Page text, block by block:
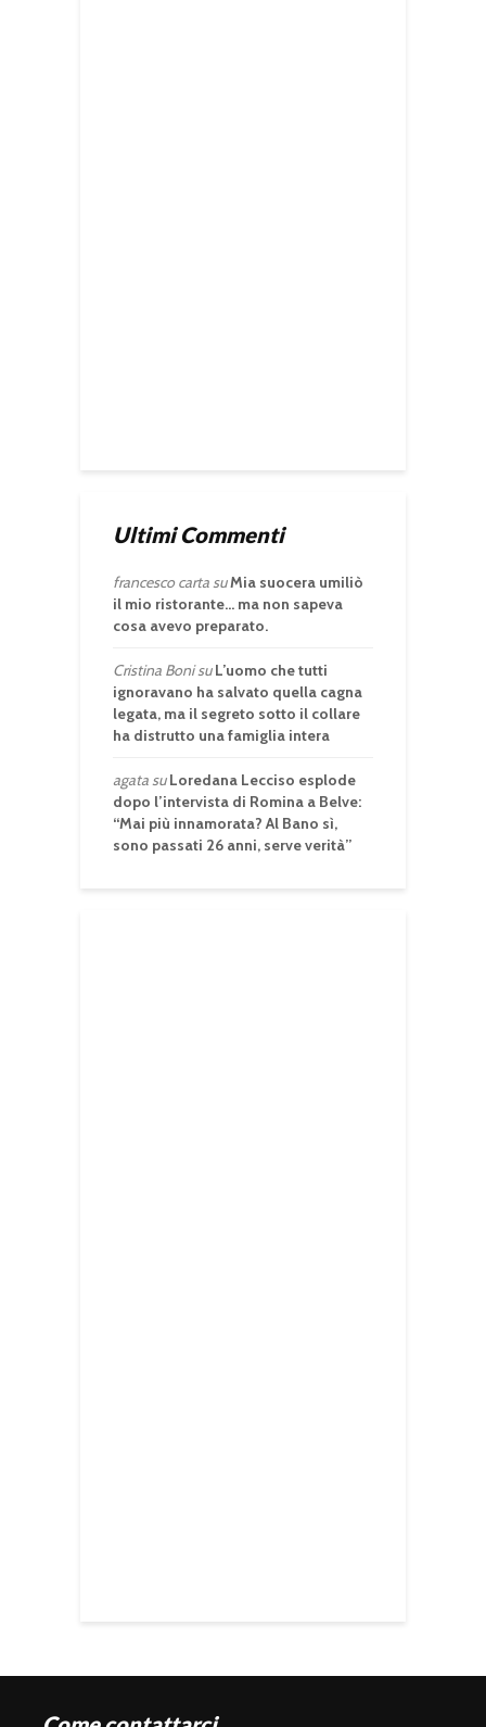
Ultimi Commenti
francesco carta suMia suocera umiliò
il mio ristorante… ma non sapeva
cosa avevo preparato.
Cristina BonisuL’uomo che tutti
ignoravano ha salvato quella cagna
legata, ma il segreto sotto il collare
ha distrutto una famiglia intera
agata suLoredana Lecciso esplode
dopo l’intervista di Romina a Belve:
“Mai più innamorata? Al Bano sì,
sono passati 26 anni, serve verità”